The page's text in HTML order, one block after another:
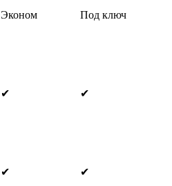
Эконом
Под ключ
✔ ✔
✔
✔